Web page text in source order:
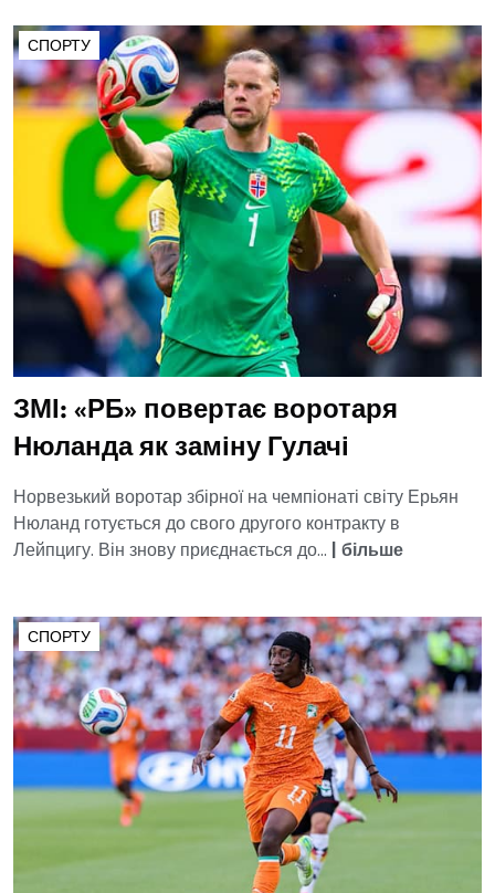
СПОРТУ
ЗМІ: «РБ» повертає воротаря
Нюланда як заміну Гулачі
Норвезький воротар збірної на чемпіонаті світу Ерьян
Нюланд готується до свого другого контракту в
Лейпцигу. Він знову приєднається до... | більше
СПОРТУ